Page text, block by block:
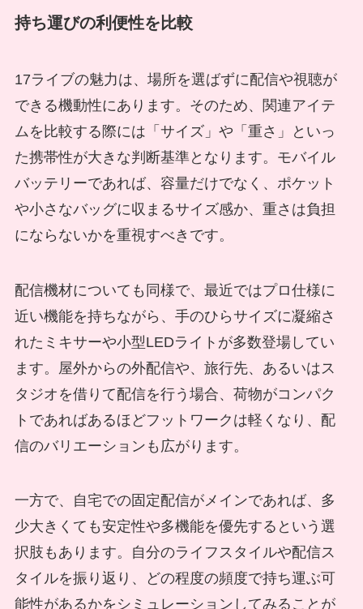
持ち運びの利便性を比較
17ライブの魅力は、場所を選ばずに配信や視聴が
できる機動性にあります。そのため、関連アイテ
ムを比較する際には「サイズ」や「重さ」といっ
た携帯性が大きな判断基準となります。モバイル
バッテリーであれば、容量だけでなく、ポケット
や小さなバッグに収まるサイズ感か、重さは負担
にならないかを重視すべきです。
配信機材についても同様で、最近ではプロ仕様に
近い機能を持ちながら、手のひらサイズに凝縮さ
れたミキサーや小型LEDライトが多数登場してい
ます。屋外からの外配信や、旅行先、あるいはス
タジオを借りて配信を行う場合、荷物がコンパク
トであればあるほどフットワークは軽くなり、配
信のバリエーションも広がります。
一方で、自宅での固定配信がメインであれば、多
少大きくても安定性や多機能を優先するという選
択肢もあります。自分のライフスタイルや配信ス
タイルを振り返り、どの程度の頻度で持ち運ぶ可
能性があるかをシミュレーションしてみることが